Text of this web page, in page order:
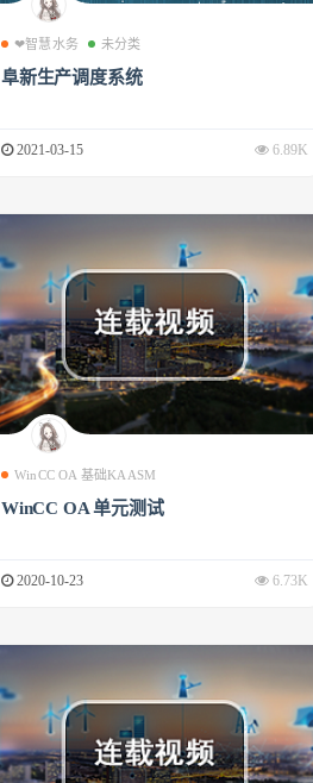
❤智慧水务 未分类
阜新生产调度系统
2021-03-15 6.89K
WinCC OA 基础KAASM
WinCC OA 单元测试
2020-10-23 6.73K